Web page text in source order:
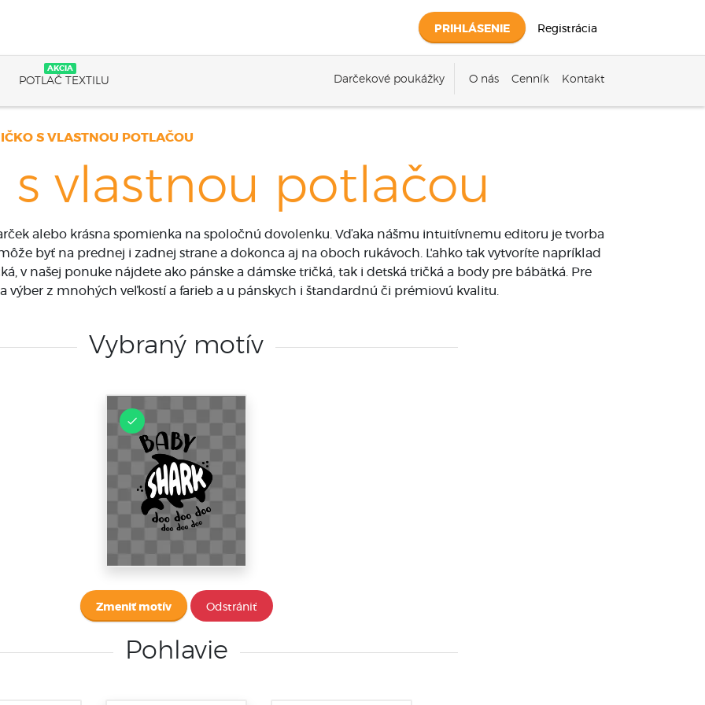
PRIHLÁSENIE Registrácia
POTLAČ TEXTILU
AKCIA
Darčekové poukážky O nás Cenník Kontakt
S VLASTNOU POTLAČOU
s vlastnou potlačou
alebo krásna spomienka na spoločnú dovolenku. Vďaka nášmu intuitívnemu editoru je tvorba
byť na prednej i zadnej strane a dokonca aj na oboch rukávoch. Ľahko tak vytvoríte napríklad
v našej ponuke nájdete ako pánske a dámske tričká, tak i detská tričká a body pre bábätká. Pre
výber z mnohých veľkostí a farieb a u pánskych i štandardnú či prémiovú kvalitu.
Vybraný motív
Zmeniť motív Odstrániť
Pohlavie